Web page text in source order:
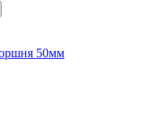
50мм